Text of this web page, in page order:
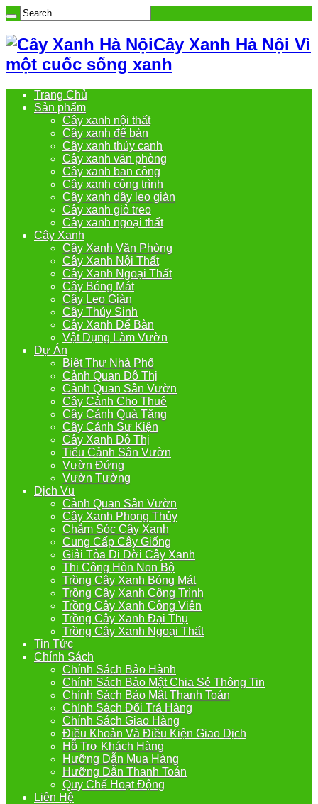
Cây Xanh Hà Nội Vì
một cuốc sống xanh
Trang Chủ
Sản phẩm
Cây xanh nội thất
Cây xanh để bàn
Cây xanh thủy canh
Cây xanh văn phòng
Cây xanh ban công
Cây xanh công trình
Cây xanh dây leo giàn
Cây xanh giỏ treo
Cây xanh ngoại thất
Cây Xanh
Cây Xanh Văn Phòng
Cây Xanh Nội Thất
Cây Xanh Ngoại Thất
Cây Bóng Mát
Cây Leo Giàn
Cây Thủy Sinh
Cây Xanh Để Bàn
Vật Dụng Làm Vườn
Dự Án
Biệt Thự Nhà Phố
Cảnh Quan Đô Thị
Cảnh Quan Sân Vườn
Cây Cảnh Cho Thuê
Cây Cảnh Quà Tặng
Cây Cảnh Sự Kiện
Cây Xanh Đô Thị
Tiểu Cảnh Sân Vườn
Vườn Đứng
Vườn Tường
Dịch Vụ
Cảnh Quan Sân Vườn
Cây Xanh Phong Thủy
Chắm Sóc Cây Xanh
Cung Cấp Cây Giống
Giải Tỏa Di Dời Cây Xanh
Thi Công Hòn Non Bộ
Trồng Cây Xanh Bóng Mát
Trồng Cây Xanh Công Trình
Trồng Cây Xanh Công Viên
Trồng Cây Xanh Đại Thụ
Trồng Cây Xanh Ngoại Thất
Tin Tức
Chính Sách
Chính Sách Bảo Hành
Chính Sách Bảo Mật Chia Sẻ Thông Tin
Chính Sách Bảo Mật Thanh Toán
Chính Sách Đổi Trả Hàng
Chính Sách Giao Hàng
Điều Khoản Và Điều Kiện Giao Dịch
Hỗ Trợ Khách Hàng
Hưỡng Dẫn Mua Hàng
Hưỡng Dẫn Thanh Toán
Quy Chế Hoạt Động
Liên Hệ